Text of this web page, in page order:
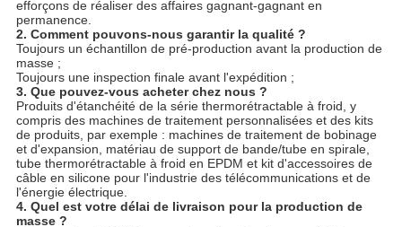
efforçons de réaliser des affaires gagnant-gagnant en
permanence.
2. Comment pouvons-nous garantir la qualité ?
Toujours un échantillon de pré-production avant la production de
masse ;
Toujours une inspection finale avant l'expédition ;
3. Que pouvez-vous acheter chez nous ?
Produits d'étanchéité de la série thermorétractable à froid, y
compris des machines de traitement personnalisées et des kits
de produits, par exemple : machines de traitement de bobinage
et d'expansion, matériau de support de bande/tube en spirale,
tube thermorétractable à froid en EPDM et kit d'accessoires de
câble en silicone pour l'industrie des télécommunications et de
l'énergie électrique.
4. Quel est votre délai de livraison pour la production de
masse ?